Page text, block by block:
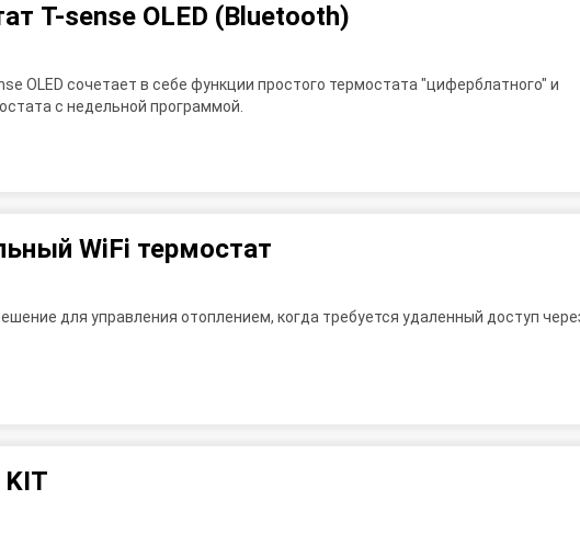
T-sense OLED (Bluetooth)
OLED сочетает в себе функции простого термостата "циферблатного" и
с недельной программой.
WiFi термостат
для управления отоплением, когда требуется удаленный доступ
KIT